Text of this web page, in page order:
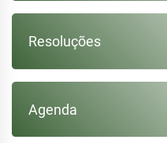
Resoluções
Agenda